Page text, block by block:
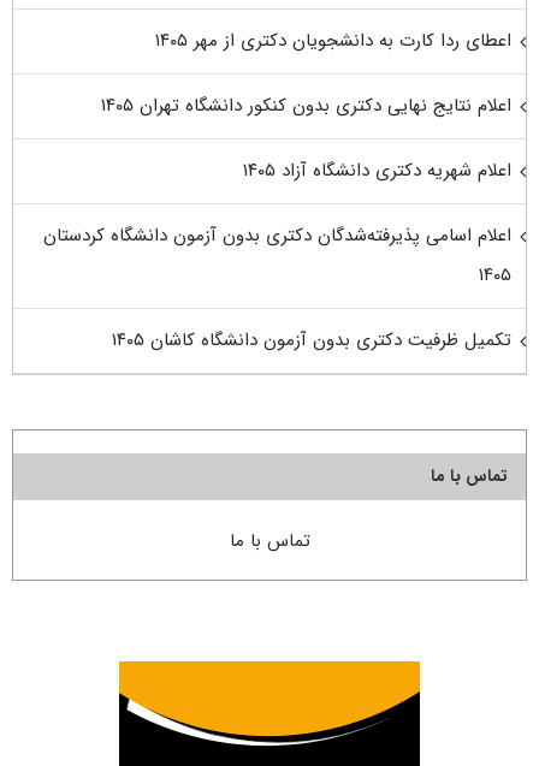
اعطای ردا کارت به دانشجویان دکتری از مهر ۱۴۰۵
اعلام نتایج نهایی دکتری بدون کنکور دانشگاه تهران ۱۴۰۵
اعلام شهریه دکتری دانشگاه آزاد ۱۴۰۵
اعلام اسامی پذیرفته‌شدگان دکتری بدون آزمون دانشگاه کردستان
۱۴۰۵
تکمیل ظرفیت دکتری بدون آزمون دانشگاه کاشان ۱۴۰۵
تماس با ما
تماس با ما